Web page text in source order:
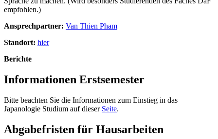
empfohlen.)
Ansprechpartner: Van Thien Pham
Standort: hier
Berichte
Informationen Erstsemester
Bitte beachten Sie die Informationen zum Einstieg in das
Japanologie Studium auf dieser Seite.
Abgabefristen für Hausarbeiten